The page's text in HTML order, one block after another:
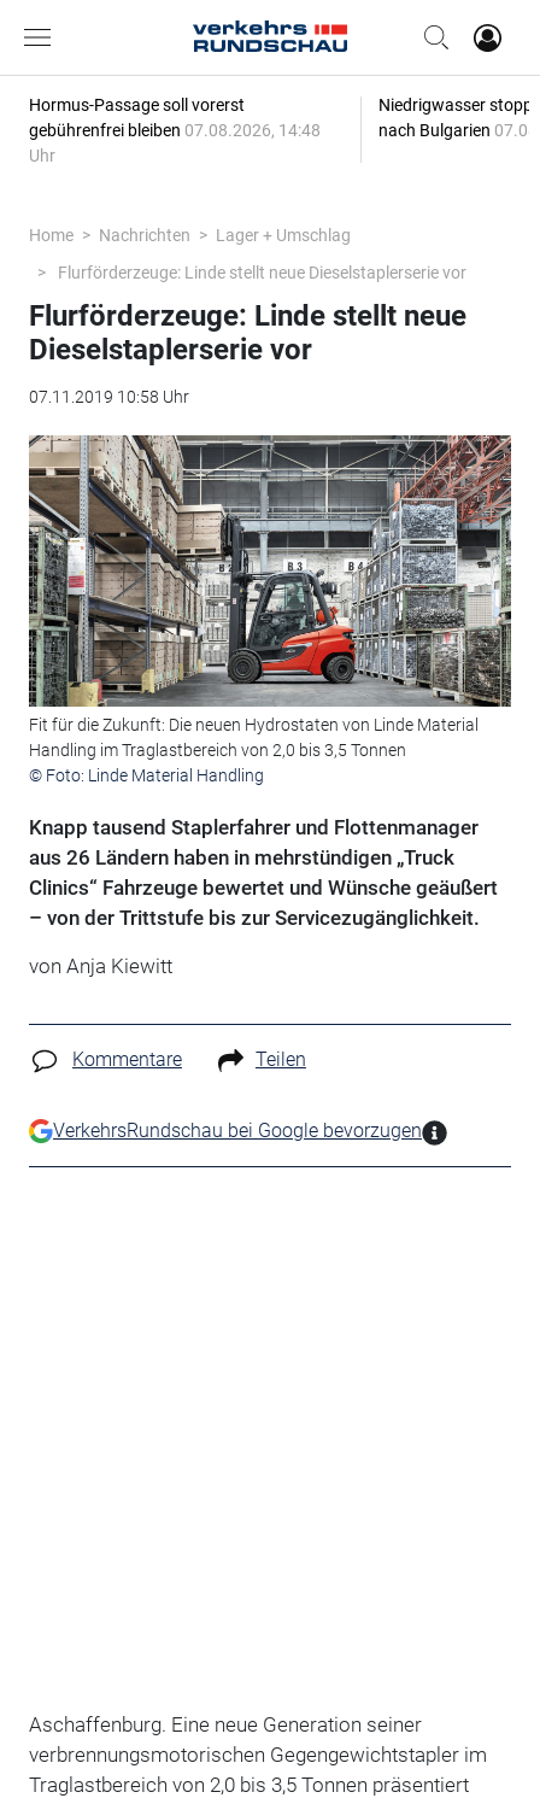
Hormus-Passage soll vorerst
gebührenfrei bleiben 07.08.2026, 14:48
Uhr
Niedrigwasser
nach Bulgarien
Home Nachrichten
Lager + Umschlag
Flurförderzeuge: Linde stellt neue Dieselstaplerserie vor
Flurförderzeuge: Linde stellt neue
Dieselstaplerserie vor
07.11.2019 10:58 Uhr
Fit für die Zukunft: Die neuen Hydrostaten von Linde Material
Handling im Traglastbereich von 2,0 bis 3,5 Tonnen
© Foto: Linde Material Handling
Knapp tausend Staplerfahrer und Flottenmanager
aus 26 Ländern haben in mehrstündigen „Truck
Clinics“ Fahrzeuge bewertet und Wünsche geäußert
– von der Trittstufe bis zur Servicezugänglichkeit.
von Anja Kiewitt
Kommentare Teilen
VerkehrsRundschau bei Google bevorzugen
Aschaffenburg. Eine neue Generation seiner
verbrennungsmotorischen Gegengewichtstapler im
Traglastbereich von 2,0 bis 3,5 Tonnen präsentiert